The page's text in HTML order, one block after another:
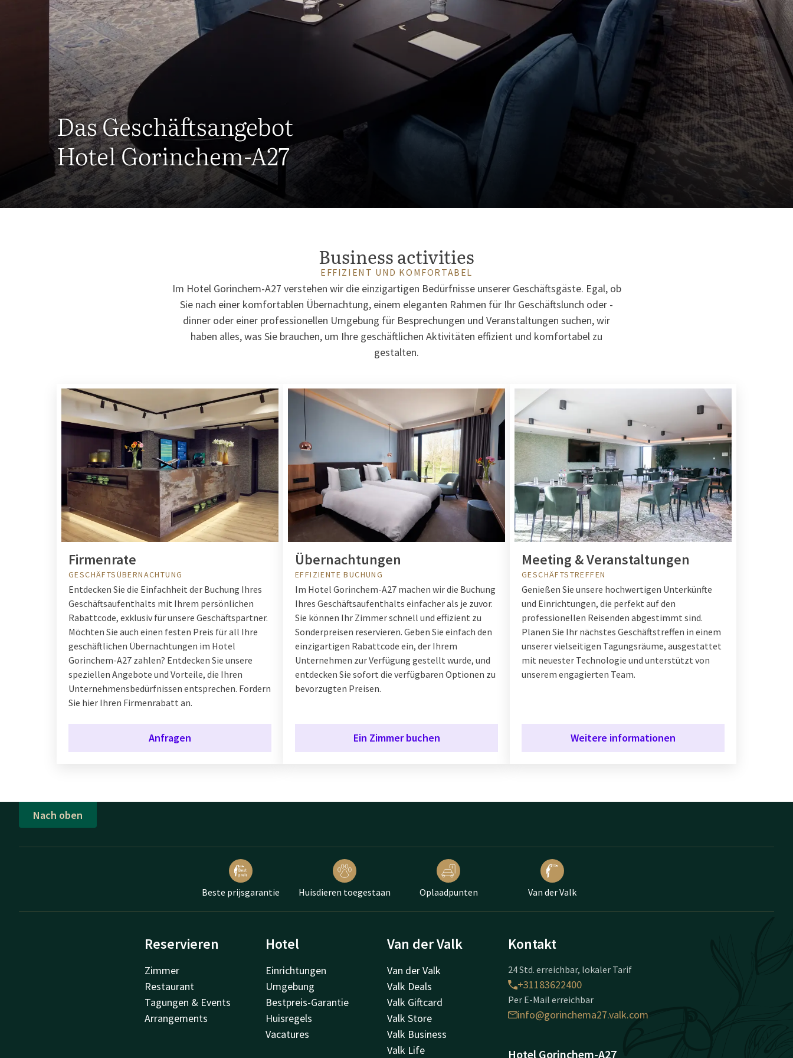
Das Geschäftsangebot
Hotel Gorinchem-A27
Business activities
EFFIZIENT UND KOMFORTABEL
Im Hotel Gorinchem-A27 verstehen wir die einzigartigen Bedürfnisse unserer Geschäftsgäste. Egal, ob
Sie nach einer komfortablen Übernachtung, einem eleganten Rahmen für Ihr Geschäftslunch oder -
dinner oder einer professionellen Umgebung für Besprechungen und Veranstaltungen suchen, wir
haben alles, was Sie brauchen, um Ihre geschäftlichen Aktivitäten effizient und komfortabel zu
gestalten.
Firmenrate
GESCHÄFTSÜBERNACHTUNG
Entdecken Sie die Einfachheit der Buchung Ihres
Geschäftsaufenthalts mit Ihrem persönlichen
Rabattcode, exklusiv für unsere Geschäftspartner.
Möchten Sie auch einen festen Preis für all Ihre
geschäftlichen Übernachtungen im Hotel
Gorinchem-A27 zahlen? Entdecken Sie unsere
speziellen Angebote und Vorteile, die Ihren
Unternehmensbedürfnissen entsprechen. Fordern
Sie hier Ihren Firmenrabatt an.
Anfragen
Übernachtungen
EFFIZIENTE BUCHUNG
Im Hotel Gorinchem-A27 machen wir die Buchung
Ihres Geschäftsaufenthalts einfacher als je zuvor.
Sie können Ihr Zimmer schnell und effizient zu
Sonderpreisen reservieren. Geben Sie einfach den
einzigartigen Rabattcode ein, der Ihrem
Unternehmen zur Verfügung gestellt wurde, und
entdecken Sie sofort die verfügbaren Optionen zu
bevorzugten Preisen.
Ein Zimmer buchen
Meeting & Veranstaltungen
GESCHÄFTSTREFFEN
Genießen Sie unsere hochwertigen Unterkünfte
und Einrichtungen, die perfekt auf den
professionellen Reisenden abgestimmt sind.
Planen Sie Ihr nächstes Geschäftstreffen in einem
unserer vielseitigen Tagungsräume, ausgestattet
mit neuester Technologie und unterstützt von
unserem engagierten Team.
Weitere informationen
Nach oben
Beste prijsgarantie Huisdieren toegestaan Oplaadpunten Van der Valk
Reservieren
Zimmer
Restaurant
Tagungen & Events
Arrangements
Hotel
Einrichtungen
Umgebung
Bestpreis-Garantie
Huisregels
Vacatures
Van der Valk
Van der Valk
Valk Deals
Valk Giftcard
Valk Store
Valk Business
Valk Life
Kontakt
24 Std. erreichbar, lokaler Tarif
+31183622400
Per E-Mail erreichbar
info@gorinchema27.valk.com
Hotel Gorinchem-A27